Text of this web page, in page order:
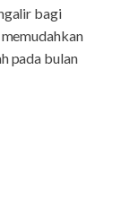
bagi
pada bulan